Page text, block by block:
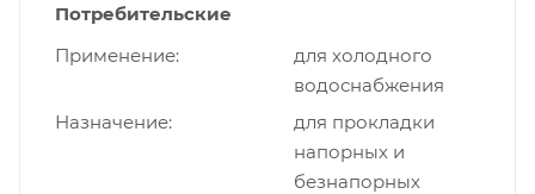
Потребительские
Применение
для холодного
водоснабжения
Назначение
для прокладки
напорных и
безнапорных